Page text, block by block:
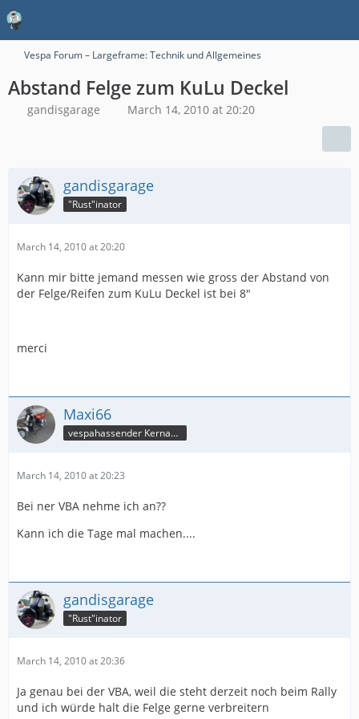
Vespa Forum – Largeframe: Technik und Allgemeines
Abstand Felge zum KuLu Deckel
gandisgarage March 14, 2010 at 20:20
gandisgarage
"Rust"inator
March 14, 2010 at 20:20
Kann mir bitte jemand messen wie gross der Abstand von
der Felge/Reifen zum KuLu Deckel ist bei 8"
merci
Maxi66
vespahassender Kernassi
March 14, 2010 at 20:23
Bei ner VBA nehme ich an??
Kann ich die Tage mal machen....
gandisgarage
"Rust"inator
March 14, 2010 at 20:36
Ja genau bei der VBA, weil die steht derzeit noch beim Rally
und ich würde halt die Felge gerne verbreitern